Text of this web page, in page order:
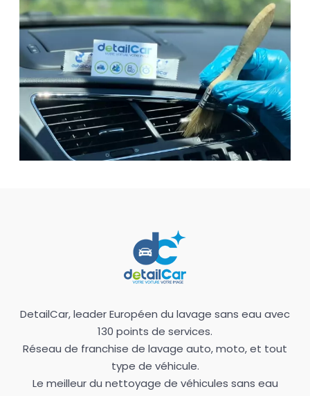
DetailCar, leader Européen du lavage sans eau avec
130 points de services.
Réseau de franchise de lavage auto, moto, et tout
type de véhicule.
Le meilleur du nettoyage de véhicules sans eau